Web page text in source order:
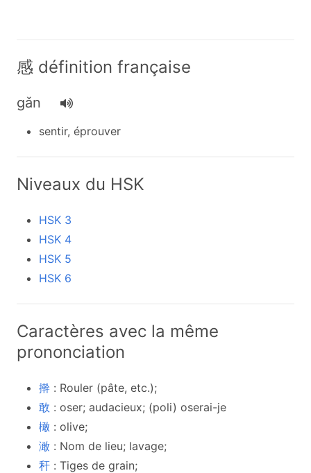
感 définition française
gǎn
sentir, éprouver
Niveaux du HSK
HSK 3
HSK 4
HSK 5
HSK 6
Caractères avec la même
prononciation
擀 : Rouler (pâte, etc.);
敢 : oser; audacieux; (poli) oserai-je
橄 : olive;
澉 : Nom de lieu; lavage;
秆 : Tiges de grain;